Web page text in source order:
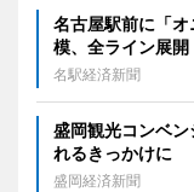
名古屋駅前に「
模、全ライン展開
名駅経済新聞
盛岡観光コンベ
れるきっかけに
盛岡経済新聞